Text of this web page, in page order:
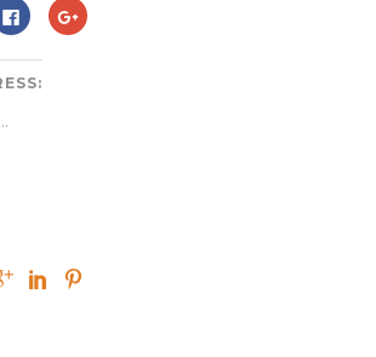
Cliquez
pour
partager
sur
dans
Cliquez
pour